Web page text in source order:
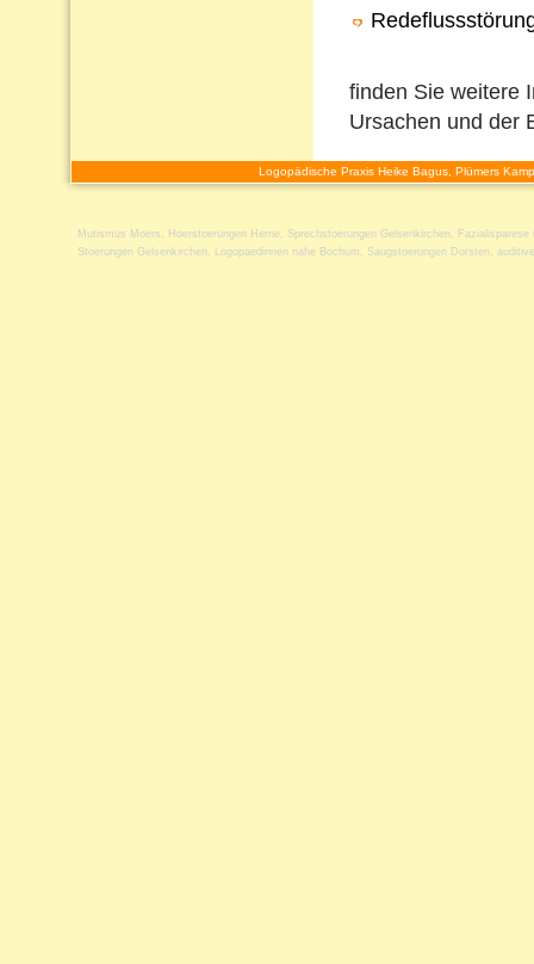
finden Sie weitere
Ursachen und der
Logopädische Praxis Heike Bagus, Plümers
Mutismus Moers , Hoerstoerungen Herne , Sprechstoerungen Gelsenkirchen , Fazialisparese
Stoerungen Gelsenkirchen , Logopaedinnen nahe Bochum , Saugstoerungen Dorsten ,